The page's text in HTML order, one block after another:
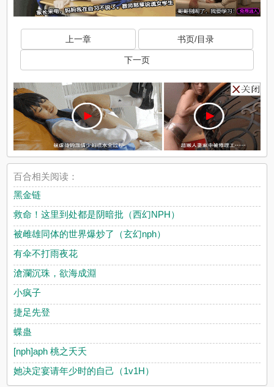
上一章 书页/目录
下一页
x
百合相关阅读：
黑金链
救命！这里到处都是阴暗批（西幻NPH）
被雌雄同体的世界爆炒了（玄幻nph）
有伞不打雨夜花
滄瀾沉珠，欲海成淵
小疯子
捷足先登
蝶蛊
[nph]aph 桃之夭夭
她决定宴请年少时的自己（1v1H）